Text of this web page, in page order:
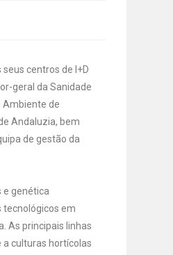
centros de I+D
geral da Sanidade
Ambiente de
Andaluzia, bem
de gestão da
e genética
em
As principais linhas
culturas hortícolas